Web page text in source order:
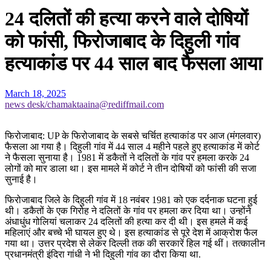
24 दलितों की हत्या करने वाले दोषियों
को फांसी, फिरोजाबाद के दिहुली गांव
हत्याकांड पर 44 साल बाद फैसला आया
March 18, 2025
news desk/chamaktaaina@rediffmail.com
फिरोजाबाद: UP के फिरोजाबाद के सबसे चर्चित हत्याकांड पर आज (मंगलवार)
फैसला आ गया है। दिहुली गांव में 44 साल 4 महीने पहले हुए हत्याकांड में कोर्ट
ने फैसला सुनाया है। 1981 में डकैतों ने दलितों के गांव पर हमला करके 24
लोगों को मार डाला था। इस मामले में कोर्ट ने तीन दोषियों को फांसी की सजा
सुनाई है।
फिरोजाबाद जिले के दिहुली गांव में 18 नवंबर 1981 को एक दर्दनाक घटना हुई
थी। डकैतों के एक गिरोह ने दलितों के गांव पर हमला कर दिया था। उन्होंने
अंधाधुंध गोलियां चलाकर 24 दलितों की हत्या कर दी थी। इस हमले में कई
महिलाएं और बच्चे भी घायल हुए थे। इस हत्याकांड से पूरे देश में आक्रोश फैल
गया था। उत्तर प्रदेश से लेकर दिल्ली तक की सरकारें हिल गई थीं। तत्कालीन
प्रधानमंत्री इंदिरा गांधी ने भी दिहुली गांव का दौरा किया था.